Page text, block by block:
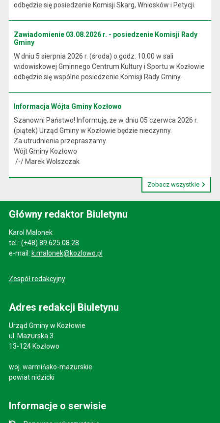
odbędzie się posiedzenie Komisji Skarg, Wniosków i Petycji.
Zawiadomienie 03.08.2026 r. - posiedzenie Komisji Rady
Gminy
W dniu 5 sierpnia 2026 r. (środa) o godz. 10.00 w sali
widowiskowej Gminnego Centrum Kultury i Sportu w Kozłowie
odbędzie się wspólne posiedzenie Komisji Rady Gminy.
Informacja Wójta Gminy Kozłowo
Szanowni Państwo! Informuję, że w dniu 05 czerwca 2026 r.
(piątek) Urząd Gminy w Kozłowie będzie nieczynny.
Za utrudnienia przepraszamy.
Wójt Gminy Kozłowo
/-/ Marek Wolszczak
Zobacz wszystkie
Główny redaktor Biuletynu
Karol Malonek
tel.: (+48) 89 625 08 28
e-mail: k.malonek@kozlowo.pl
Zespół redakcyjny
Adres redakcji Biuletynu
Urząd Gminy w Kozłowie
ul. Mazurska 3
13-124 Kozłowo
woj. warmińsko-mazurskie
powiat nidzicki
Informacje o serwisie